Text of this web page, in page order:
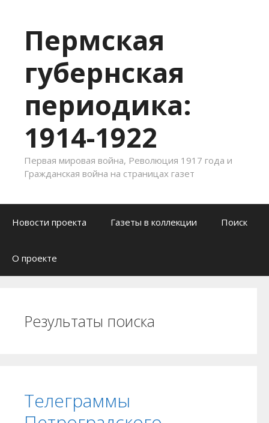
Пермская
губернская
периодика:
1914-1922
Первая мировая война, Революция 1917 года и
Гражданская война на страницах газет
Новости проекта
Газеты в коллекции Поиск
О проекте
Результаты поиска
Телеграммы